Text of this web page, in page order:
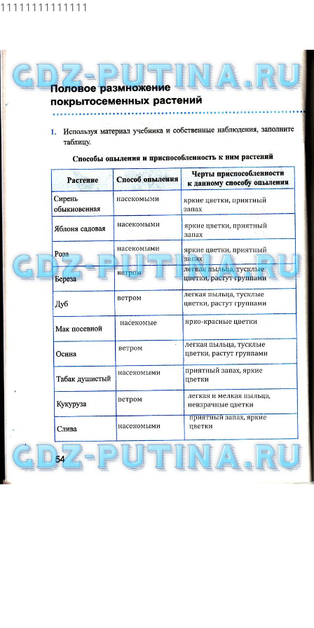
11111111111111